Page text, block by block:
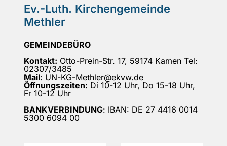
Ev.-Luth. Kirchengemeinde
Methler
GEMEINDEBÜRO
Kontakt: Otto-Prein-Str. 17, 59174 Kamen Tel:
02307/3485
Mail: UN-KG-Methler@ekvw.de
Öffnungszeiten: Di 10-12 Uhr, Do 15-18 Uhr,
Fr 10-12 Uhr
BANKVERBINDUNG: IBAN: DE 27 4416 0014
5300 6094 00